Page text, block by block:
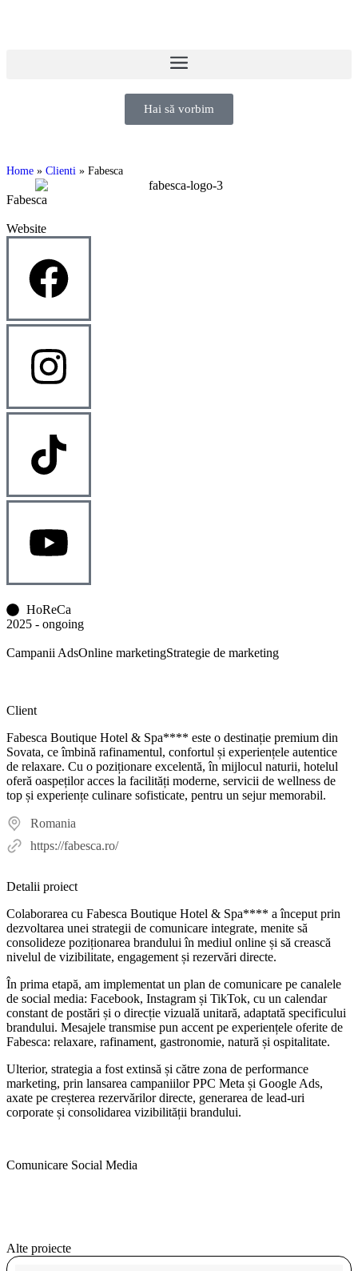
Hai să vorbim
Home » Clienti » Fabesca
Fabesca
Website
HoReCa
2025 - ongoing
Campanii AdsOnline marketingStrategie de marketing
Client
Fabesca Boutique Hotel & Spa**** este o destinație premium din
Sovata, ce îmbină rafinamentul, confortul și experiențele autentice
de relaxare. Cu o poziționare excelentă, în mijlocul naturii, hotelul
oferă oaspeților acces la facilități moderne, servicii de wellness de
top și experiențe culinare sofisticate, pentru un sejur memorabil.
Romania
https://fabesca.ro/
Detalii proiect
Colaborarea cu Fabesca Boutique Hotel & Spa**** a început prin
dezvoltarea unei strategii de comunicare integrate, menite să
consolideze poziționarea brandului în mediul online și să crească
nivelul de vizibilitate, engagement și rezervări directe.
În prima etapă, am implementat un plan de comunicare pe canalele
de social media: Facebook, Instagram și TikTok, cu un calendar
constant de postări și o direcție vizuală unitară, adaptată specificului
brandului. Mesajele transmise pun accent pe experiențele oferite de
Fabesca: relaxare, rafinament, gastronomie, natură și ospitalitate.
Ulterior, strategia a fost extinsă și către zona de performance
marketing, prin lansarea campaniilor PPC Meta și Google Ads,
axate pe creșterea rezervărilor directe, generarea de lead-uri
corporate și consolidarea vizibilității brandului.
Comunicare Social Media
Alte proiecte